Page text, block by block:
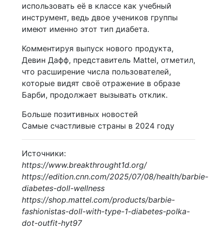
использовать её в классе как учебный
инструмент, ведь двое учеников группы
имеют именно этот тип диабета.
Комментируя выпуск нового продукта,
Девин Дафф, представитель Mattel, отметил,
что расширение числа пользователей,
которые видят своё отражение в образе
Барби, продолжает вызывать отклик.
Больше позитивных новостей
Самые счастливые страны в 2024 году
Источники:
https://www.breakthrought1d.org/
https://edition.cnn.com/2025/07/08/health/barbie-
diabetes-doll-wellness
https://shop.mattel.com/products/barbie-
fashionistas-doll-with-type-1-diabetes-polka-
dot-outfit-hyt97